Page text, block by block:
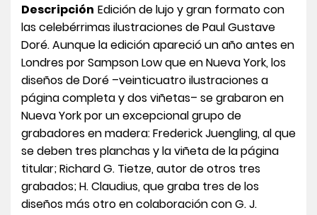
Descripción Edición de lujo y gran formato con
las celebérrimas ilustraciones de Paul Gustave
Doré. Aunque la edición apareció un año antes en
Londres por Sampson Low que en Nueva York, los
diseños de Doré –veinticuatro ilustraciones a
página completa y dos viñetas– se grabaron en
Nueva York por un excepcional grupo de
grabadores en madera: Frederick Juengling, al que
se deben tres planchas y la viñeta de la página
titular; Richard G. Tietze, autor de otros tres
grabados; H. Claudius, que graba tres de los
diseños más otro en colaboración con G. J.